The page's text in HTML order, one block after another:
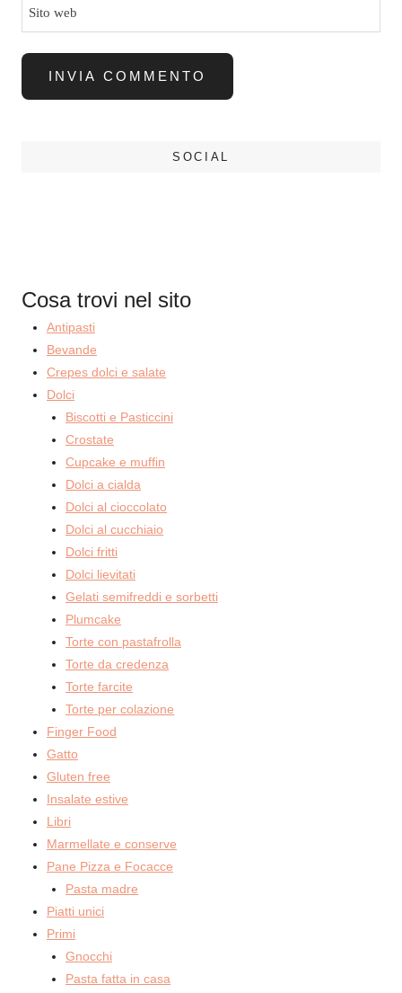
Sito web
SOCIAL
Cosa trovi nel sito
Antipasti
Bevande
Crepes dolci e salate
Dolci
Biscotti e Pasticcini
Crostate
Cupcake e muffin
Dolci a cialda
Dolci al cioccolato
Dolci al cucchiaio
Dolci fritti
Dolci lievitati
Gelati semifreddi e sorbetti
Plumcake
Torte con pastafrolla
Torte da credenza
Torte farcite
Torte per colazione
Finger Food
Gatto
Gluten free
Insalate estive
Libri
Marmellate e conserve
Pane Pizza e Focacce
Pasta madre
Piatti unici
Primi
Gnocchi
Pasta fatta in casa